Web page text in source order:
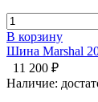
В корзину
Шина Marshal
11 200 ₽
Наличие: